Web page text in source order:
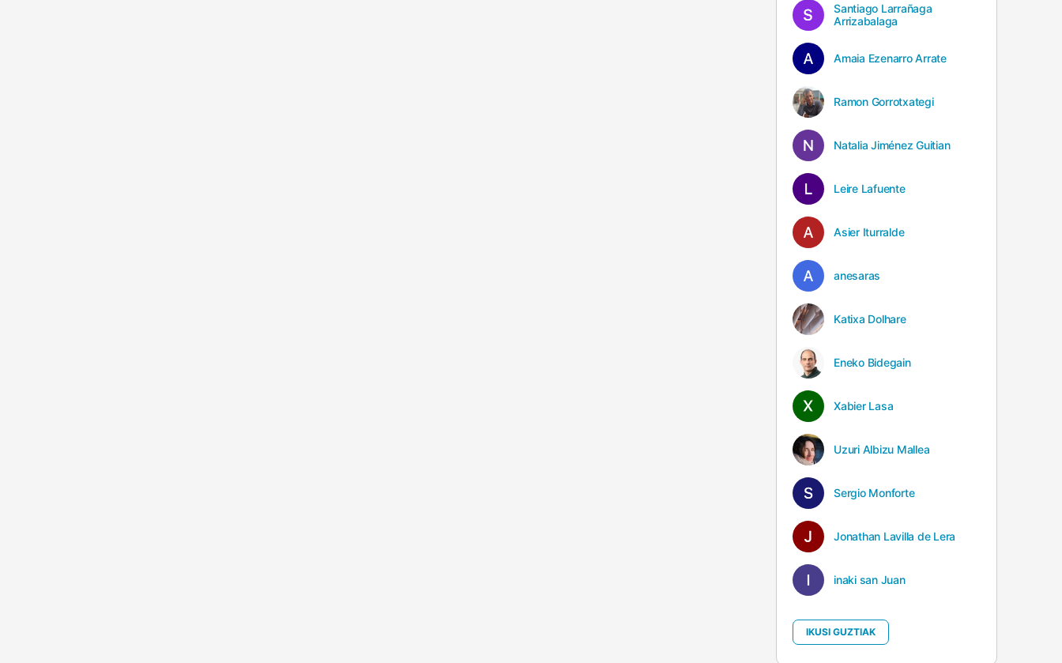
Santiago Larrañaga
Arrizabalaga
Amaia Ezenarro Arrate
Ramon Gorrotxategi
Natalia Jiménez Guitian
Leire Lafuente
Asier Iturralde
anesaras
Katixa Dolhare
Eneko Bidegain
Xabier Lasa
Uzuri Albizu Mallea
Sergio Monforte
Jonathan Lavilla de Lera
inaki san Juan
IKUSI GUZTIAK